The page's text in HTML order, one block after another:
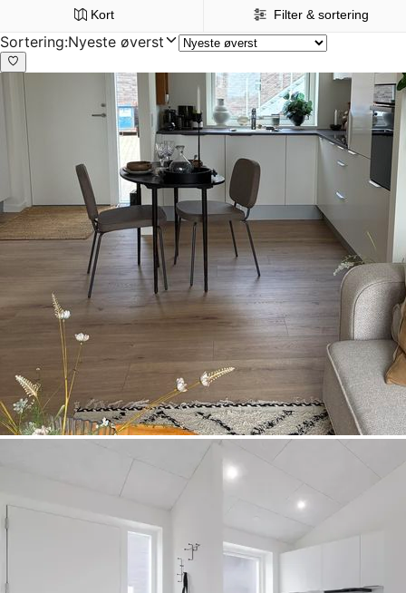
Kort Filter & sortering
Sortering:Nyeste øverst